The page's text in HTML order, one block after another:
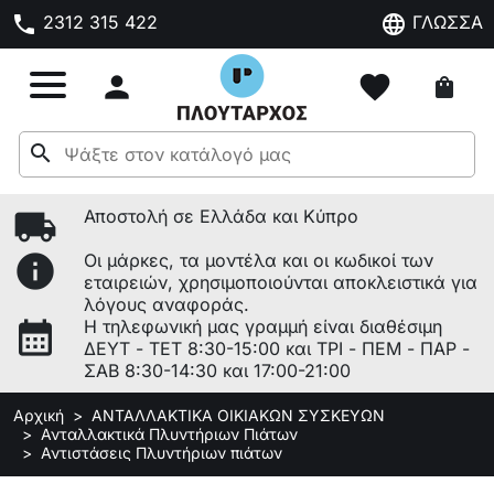
phone 2312 315 422 language ΓΛΩΣΣΑ
 favorite shopping_bag
search
local_shipping Αποστολή σε Ελλάδα και Κύπρο
info
Οι μάρκες, τα μοντέλα και οι κωδικοί των
εταιρειών, χρησιμοποιούνται αποκλειστικά για
λόγους αναφοράς.
calendar_month
Η τηλεφωνική μας γραμμή είναι διαθέσιμη
ΔΕΥΤ - ΤΕΤ 8:30-15:00 και ΤΡΙ - ΠΕΜ - ΠΑΡ -
ΣΑΒ 8:30-14:30 και 17:00-21:00
Αρχική
ΑΝΤΑΛΛΑΚΤΙΚΑ ΟΙΚΙΑΚΩΝ ΣΥΣΚΕΥΩΝ
Ανταλλακτικά Πλυντήριων Πιάτων
Αντιστάσεις Πλυντήριων πιάτων